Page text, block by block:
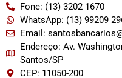
Fone: (13) 3202 1670
WhatsApp: (13) 99209
Email:
Endereço: Av.
Santos/SP
CEP: 11050-200